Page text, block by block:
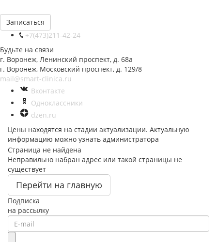
Записаться
+7(473)211-42-24
Будьте на связи
г. Воронеж, Ленинский проспект, д. 68а
г. Воронеж, Московский проспект, д. 129/8
mail@smart-clinica.ru
Вконтакте
Одноклассники
dzen.ru
Цены находятся на стадии актуализации. Актуальную
информацию можно узнать администратора
Страница не найдена
Неправильно набран адрес или такой страницы не
существует
Перейти на главную
Подписка
на рассылку